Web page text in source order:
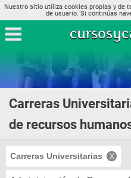
Nuestro sitio utiliza cookies propias y de
de usuario. Si continúas
Carreras
de recursos
Carreras Universitarias